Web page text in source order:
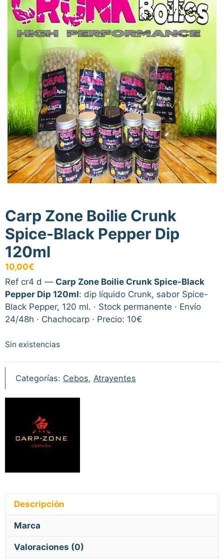
Carp Zone Boilie Crunk
Spice-Black Pepper Dip
120ml
10,00€
Ref cr4 d — Carp Zone Boilie Crunk Spice-Black
Pepper Dip 120ml: dip líquido Crunk, sabor Spice-
Black Pepper, 120 ml. · Stock permanente · Envío
24/48h · Chachocarp · Precio: 10€
Sin existencias
Categorías: Cebos, Atrayentes
Descripción
Marca
Valoraciones (0)